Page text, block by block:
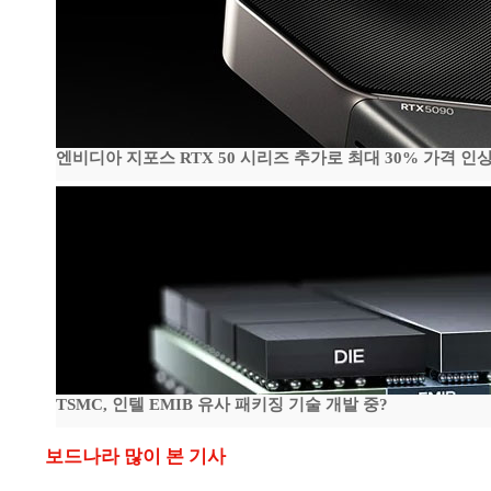
엔비디아 지포스 RTX 50 시리즈 추가로 최대 30% 가격 인
TSMC, 인텔 EMIB 유사 패키징 기술 개발 중?
보드나라 많이 본 기사